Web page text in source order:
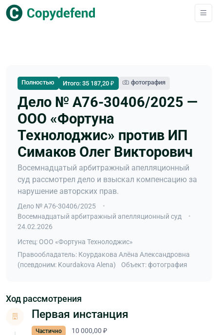
Полностью Итого: 35 187,20 ₽ фотография
Дело № А76-30406/2025 —
ООО «Фортуна
Технолоджис» против ИП
Симаков Олег Викторович
Восемнадцатый арбитражный апелляционный
суд рассмотрел дело и взыскал компенсацию за
нарушение авторских прав.
Дело № А76-30406/2025
Восемнадцатый арбитражный апелляционный суд
24.02.2026
Истец: ООО «Фортуна Технолоджис»
Правообладатель: Коурдакова Алёна Александровна
(псевдоним: Kourdakova Alena)
Объект: фотография
Ход рассмотрения
Первая инстанция
Частично
10 000,00 ₽